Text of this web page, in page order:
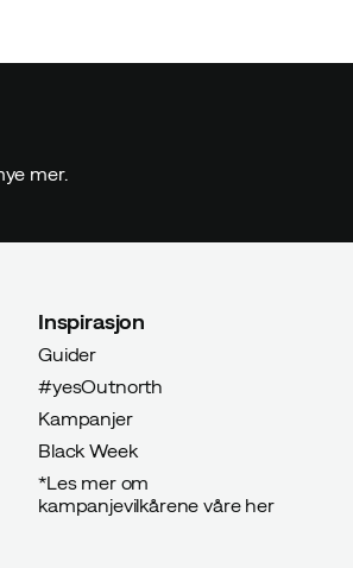
mer.
Inspirasjon
Guider
#yesOutnorth
Kampanjer
Black Week
*Les mer om
kampanjevilkårene våre her